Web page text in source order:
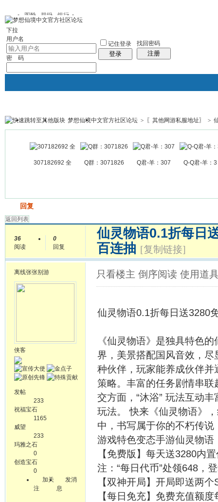
图酷 群组 银行
下拉
用户名
密 码
记住登录
登录
找回密码
注册
银行 群组聚合 我的空间
帖子
梦想仙境中文官方社区论坛 > 〖其他网游私服地址〗 >
307182692 全 Q群：3071826 Q君-羊：307 Q-Q君-羊：3
回复
返回列表
36
阅读
0
回复
仙灵物语0.1折每日
百连抽 [复制链接]
离线张张别游
侠客
发帖
233
祝福宝石
1165
威望
233
玛雅之石
0
创造宝石
0
加关
注
发消
息
只看楼主 倒序阅读 使用道
仙灵物语0.1折每日送3280
《仙灵物语》是独具特色
界，美景搭配国风音效，
种伙伴，玩家能养成伙伴
策略。丰富的任务剧情串
交方面，“沐浴” 玩法互动
玩法。 快来《仙灵物语》
中，书写属于你的不朽传
游戏特色变态手游仙灵物
【免费版】每天送3280内
注：“每日代币”处领648，
【双神开局】开局即送两
【每日免充】免费充值额